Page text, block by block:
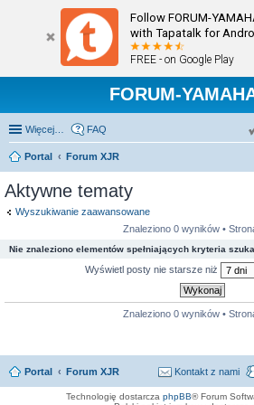
Follow FORUM-
with Tapatalk for
FREE - on Google Play
FORUM-
Więcej… FAQ
Portal
Forum XJR
Aktywne tematy
Wyszukiwanie zaawansowane
Znaleziono 0 wyników •
Nie znaleziono elementów spełniających kryteria
Wyświetl posty nie starsze niż
Znaleziono 0 wyników •
Portal Forum XJR Kontakt z nami
Technologię dostarcza phpBB® Forum